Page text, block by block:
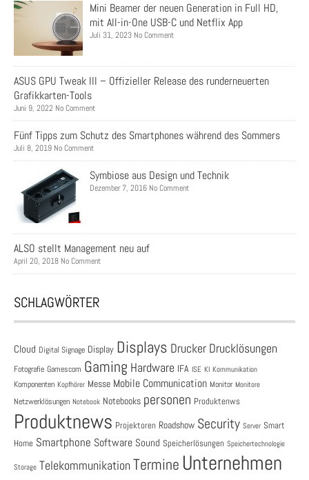
Mini Beamer der neuen Generation in Full HD,
mit All-in-One USB-C und Netflix App
Juli 31, 2023 No Comment
ASUS GPU Tweak III – Offizieller Release des runderneuerten
Grafikkarten-Tools
Juni 9, 2022 No Comment
Fünf Tipps zum Schutz des Smartphones während des Sommers
Juli 8, 2019 No Comment
Symbiose aus Design und Technik
Dezember 7, 2016 No Comment
ALSO stellt Management neu auf
April 20, 2018 No Comment
SCHLAGWÖRTER
Cloud Digital Signage Display Displays Drucker Drucklösungen
Fotografie Gamescom Gaming Hardware IFA ISE KI Kommunikation
Komponenten Kopfhörer Messe Mobile Communication Monitor Monitore
Netzwerklösungen Notebook Notebooks personen Produktenws
Produktnews Projektoren Roadshow Security Server Smart
Home Smartphone Software Sound Speicherlösungen Speichertechnologie
Storage Telekommunikation Termine Unternehmen